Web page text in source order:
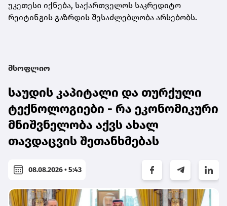
უკეთესი იქნება, საქართველოს საკრედიტო
რეიტინგის გაზრდის შესაძლებლობა არსებობს.
მსოფლიო
საუდის კაპიტალი და თურქული
ტექნოლოგიები - რა ეკონომიკური
მნიშვნელობა აქვს ახალ
თავდაცვის შეთანხმებას
08.08.2026 • 5:43